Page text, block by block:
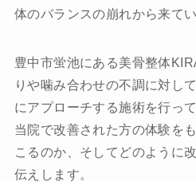
体のバランスの崩れから来てい
豊中市蛍池にある美骨整体
りや噛み合わせの不調に対し
にアプローチする施術を行っ
当院で改善された方の体験を
こるのか、そしてどのように
伝えします。